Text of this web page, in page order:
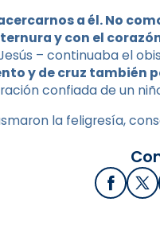
a él. No
y con el
– continuaba el
y de cruz también
confiada de un
la feligresía,
X